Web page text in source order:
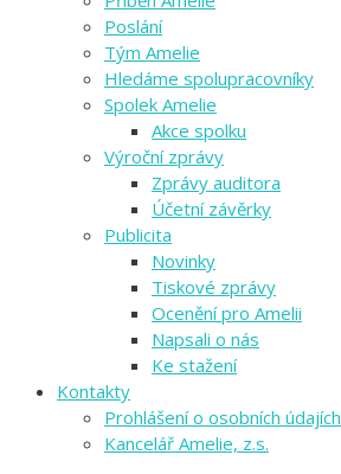
Poslání
Tým Amelie
Hledáme spolupracovníky
Spolek Amelie
Akce spolku
Výroční zprávy
Zprávy auditora
Účetní závěrky
Publicita
Novinky
Tiskové zprávy
Ocenění pro Amelii
Napsali o nás
Ke stažení
Kontakty
Prohlášení o osobních údajích
Kancelář Amelie, z.s.